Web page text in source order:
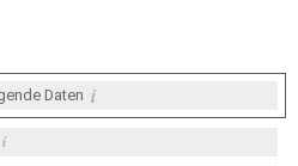
Daten i
i